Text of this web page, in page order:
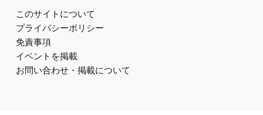
このサイトについて
プライバシーポリシー
免責事項
イベントを掲載
お問い合わせ・掲載について